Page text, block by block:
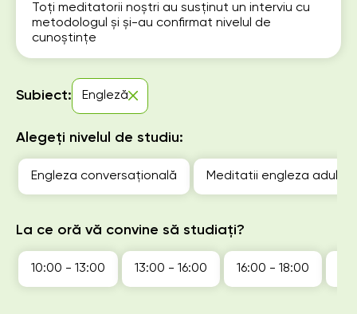
Toți meditatorii noștri au susținut un interviu cu
metodologul și și-au confirmat nivelul de
cunoștințe
Subiect: Engleză
Alegeți nivelul de studiu:
Engleza conversațională Meditatii engleza adulti
La ce oră vă convine să studiați?
10:00 - 13:00 13:00 - 16:00 16:00 - 18:00